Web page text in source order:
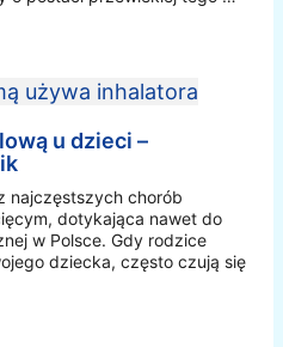
u dzieci –
najczęstszych chorób
dotykająca nawet do
w Polsce. Gdy rodzice
dziecka, często czują się